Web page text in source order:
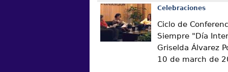
Celebraciones
Ciclo de
Siempre "Día
Griselda Álvarez
10 de march de